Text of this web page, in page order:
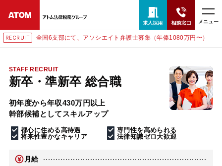
メニュー
RECRUIT 全国6支部にて、アソシエイト弁護士募集（年俸1080万円〜）
STAFF RECRUIT
新卒・準新卒 総合職
初年度から年収430万円以上
幹部候補としてスキルアップ
都心に住める高待遇
専門性を高められる
将来性豊かなキャリア
法律知識ゼロ大歓迎
月給
24時間365日全国対応
無料相談窓口はこちら
電話・LINE・メールで相談予約受付中
ホーム